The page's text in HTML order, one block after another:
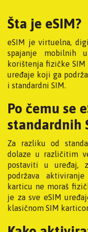
Šta je eSIM?
eSIM je virtuelna,
spajanje mobilnih
korištenja fizičke
uređaje koji ga
i standardni SIM.
Po čemu se
standardnih
Za razliku od
dolaze u različitim
postaviti u uređaj,
podržava
karticu ne moraš
je za sve eSIM
klasičnom SIM